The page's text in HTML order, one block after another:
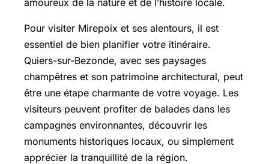
amoureux de la nature et de l’histoire locale.
Pour visiter Mirepoix et ses alentours, il est
essentiel de bien planifier votre itinéraire.
Quiers-sur-Bezonde, avec ses paysages
champêtres et son patrimoine architectural, peut
être une étape charmante de votre voyage. Les
visiteurs peuvent profiter de balades dans les
campagnes environnantes, découvrir les
monuments historiques locaux, ou simplement
apprécier la tranquillité de la région.